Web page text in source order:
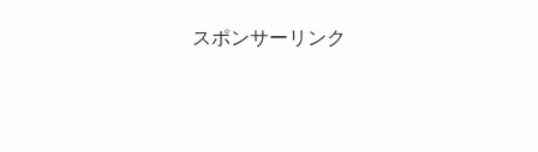
スポンサーリンク